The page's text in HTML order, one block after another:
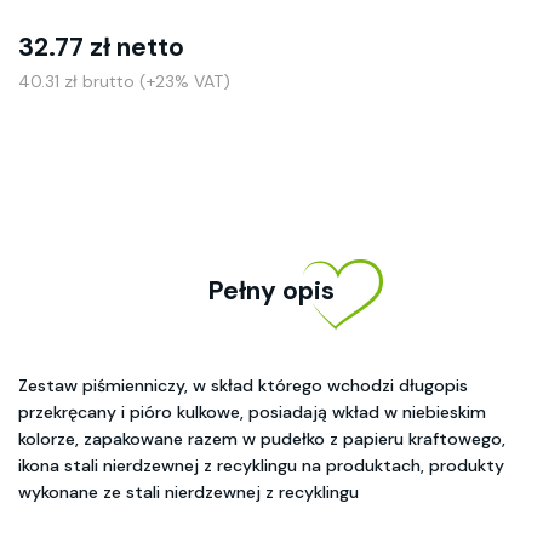
32.77 zł netto
40.31 zł brutto (+23% VAT)
Pełny opis
Zestaw piśmienniczy, w skład którego wchodzi długopis
przekręcany i pióro kulkowe, posiadają wkład w niebieskim
kolorze, zapakowane razem w pudełko z papieru kraftowego,
ikona stali nierdzewnej z recyklingu na produktach, produkty
wykonane ze stali nierdzewnej z recyklingu